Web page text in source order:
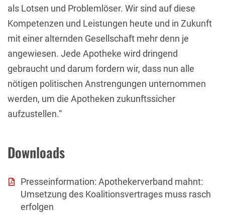
als Lotsen und Problemlöser. Wir sind auf diese
Kompetenzen und Leistungen heute und in Zukunft
mit einer alternden Gesellschaft mehr denn je
angewiesen. Jede Apotheke wird dringend
gebraucht und darum fordern wir, dass nun alle
nötigen politischen Anstrengungen unternommen
werden, um die Apotheken zukunftssicher
aufzustellen.“
Downloads
Presseinformation: Apothekerverband mahnt:
Umsetzung des Koalitionsvertrages muss rasch
erfolgen